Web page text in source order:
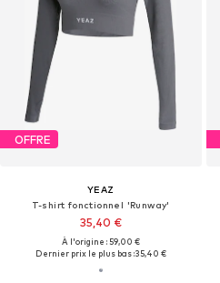
OFFRE
YEAZ
T-shirt fonctionnel 'Runway'
35,40 €
À l'origine : 59,00 €
Dernier prix le plus bas :35,40 €